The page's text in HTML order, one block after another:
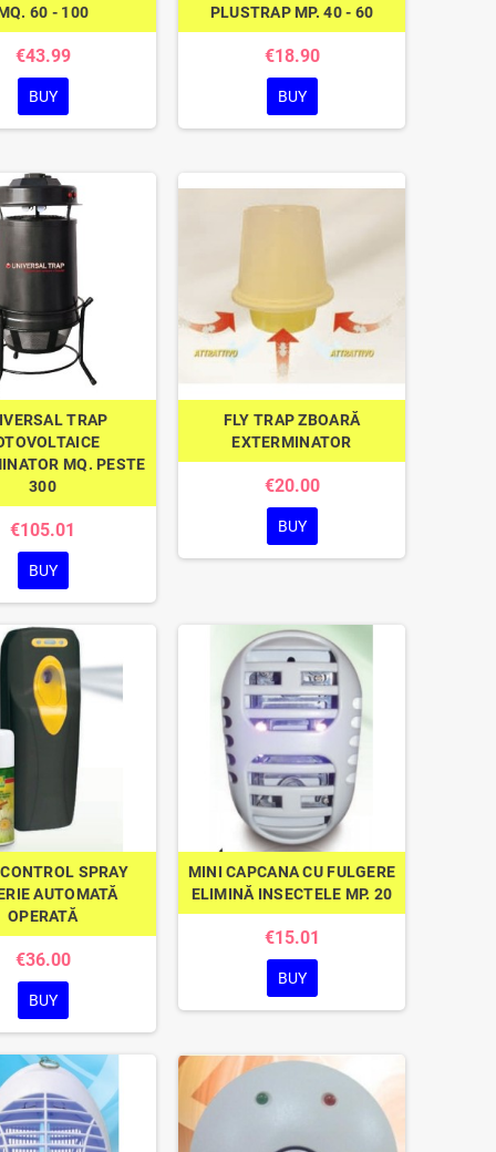
60 - 100
€43.99
BUY
PLUSTRAP MP. 40 - 60
€18.90
BUY
TRAP
MQ. PESTE
300
€105.01
BUY
FLY TRAP ZBOARĂ
EXTERMINATOR
€20.00
BUY
SPRAY
AUTOMATĂ
OPERATĂ
€36.00
BUY
MINI CAPCANA CU FULGERE
ELIMINĂ INSECTELE MP. 20
€15.01
BUY